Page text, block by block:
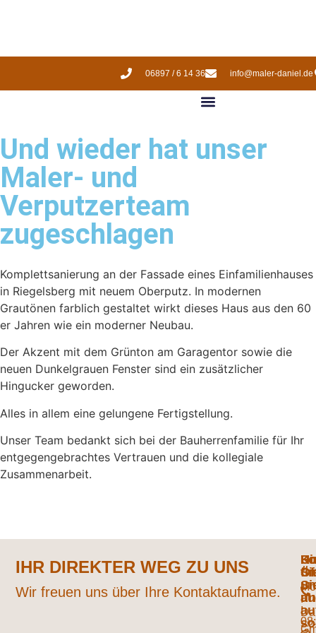
06897 / 6 14 36 info@maler-daniel.de
Und wieder hat unser
Maler- und
Verputzerteam
zugeschlagen
Komplettsanierung an der Fassade eines Einfamilienhauses
in Riegelsberg mit neuem Oberputz. In modernen
Grautönen farblich gestaltet wirkt dieses Haus aus den 60
er Jahren wie ein moderner Neubau.
Der Akzent mit dem Grünton am Garagentor sowie die
neuen Dunkelgrauen Fenster sind ein zusätzlicher
Hingucker geworden.
Alles in allem eine gelungene Fertigstellung.
Unser Team bedankt sich bei der Bauherrenfamilie für Ihr
entgegengebrachtes Vertrauen und die kollegiale
Zusammenarbeit.
IHR DIREKTER WEG ZU UNS
Wir freuen uns über Ihre Kontaktaufname.
: